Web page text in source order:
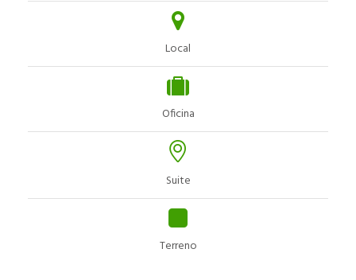
Local
Oficina
Suite
Terreno